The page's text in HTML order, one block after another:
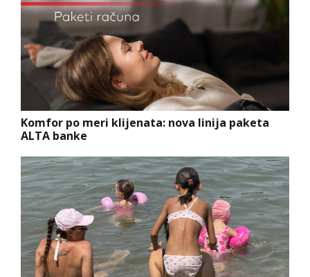
Komfor po meri klijenata: nova linija paketa
ALTA banke